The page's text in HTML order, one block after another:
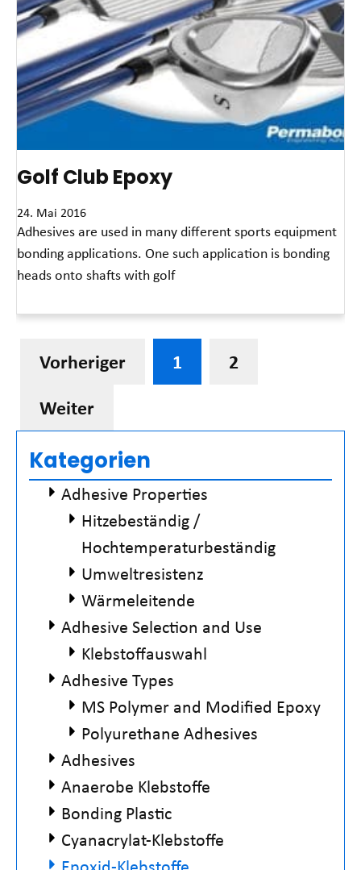
Golf Club Epoxy
24. Mai 2016
Adhesives are used in many different sports equipment
bonding applications. One such application is bonding
heads onto shafts with golf
Vorheriger 1
2
Weiter
Kategorien
Adhesive Properties
Hitzebeständig /
Hochtemperaturbeständig
Umweltresistenz
Wärmeleitende
Adhesive Selection and Use
Klebstoffauswahl
Adhesive Types
MS Polymer and Modified Epoxy
Polyurethane Adhesives
Adhesives
Anaerobe Klebstoffe
Bonding Plastic
Cyanacrylat-Klebstoffe